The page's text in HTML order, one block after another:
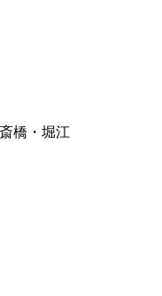
橋・堀江